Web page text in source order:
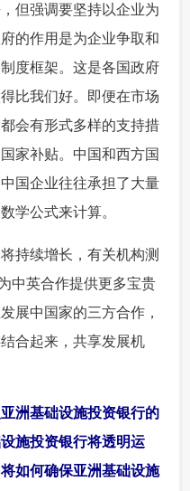
强调要坚持以企业为
的作用是为企业争取和
度框架。这是各国政府
比我们好。即便在市场
会有形式多样的支持措
家补贴。中国和西方国
国企业往往承担了大量
学公式来计算。
续增长，有关机构测
中英合作提供更多宝贵
展中国家的三方合作，
合起来，共享发展机
基础设施投资银行的
施投资银行将透明运
如何确保亚洲基础设施